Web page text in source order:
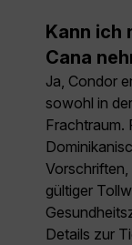
Kann ich
Cana
Ja, Condor
sowohl in
Frachtraum.
gültiger
Details zur